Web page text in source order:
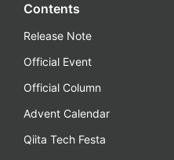
Contents
Release Note
Official Event
Official Column
Advent Calendar
Qiita Tech Festa